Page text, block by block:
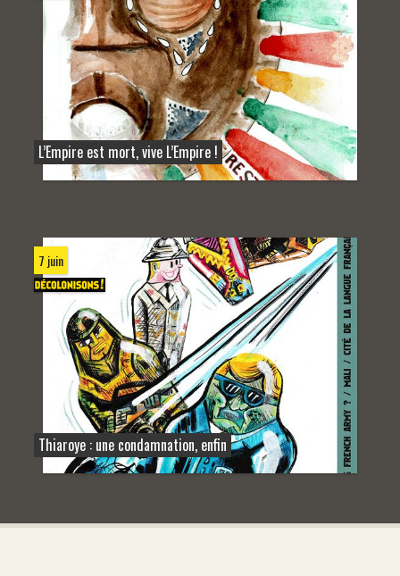
L’Empire est mort, vive L’Empire !
7 juin
Thiaroye : une condamnation, enfin